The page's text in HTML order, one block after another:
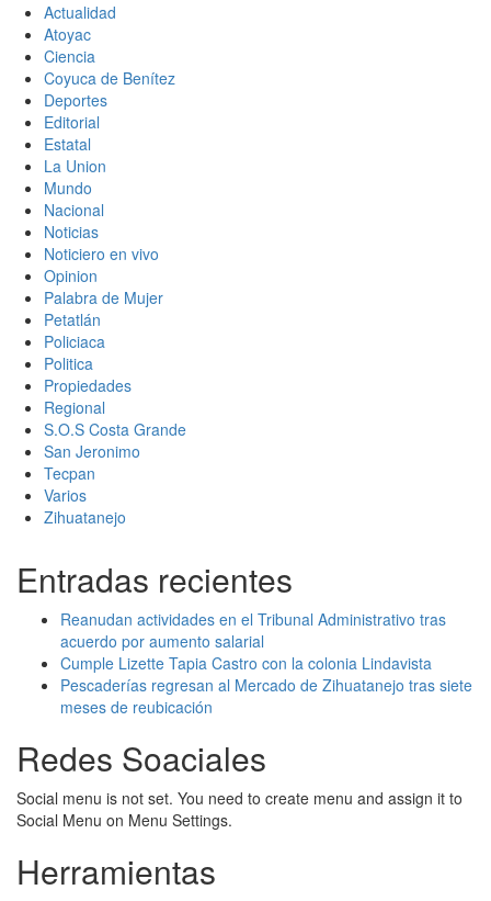
Actualidad
Atoyac
Ciencia
Coyuca de Benítez
Deportes
Editorial
Estatal
La Union
Mundo
Nacional
Noticias
Noticiero en vivo
Opinion
Palabra de Mujer
Petatlán
Policiaca
Politica
Propiedades
Regional
S.O.S Costa Grande
San Jeronimo
Tecpan
Varios
Zihuatanejo
Entradas recientes
Reanudan actividades en el Tribunal Administrativo tras
acuerdo por aumento salarial
Cumple Lizette Tapia Castro con la colonia Lindavista
Pescaderías regresan al Mercado de Zihuatanejo tras siete
meses de reubicación
Redes Soaciales
Social menu is not set. You need to create menu and assign it to
Social Menu on Menu Settings.
Herramientas